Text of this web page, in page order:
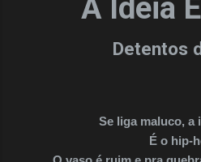
A Ideia
Detentos
Se liga maluco, a
É o hip-